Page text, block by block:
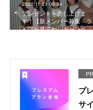
2020.11.21 05:34
プレゼントを差し上げま
す！【新メンバー募集「ラ
イブを見てね」キャンペ…
PR
プ
サ